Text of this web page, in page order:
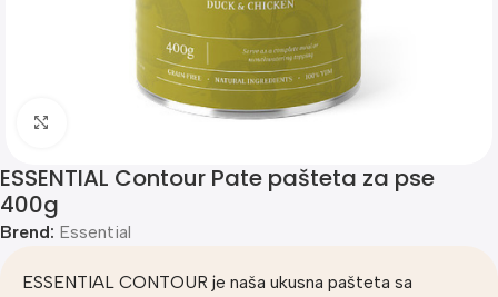
ESSENTIAL Contour Pate pašteta za pse
400g
Brend: Essential
ESSENTIAL CONTOUR je naša ukusna pašteta sa